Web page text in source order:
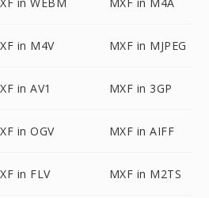
in M4V MXF in MJPEG
in AV1 MXF in 3GP
in OGV MXF in AIFF
in FLV MXF in M2TS